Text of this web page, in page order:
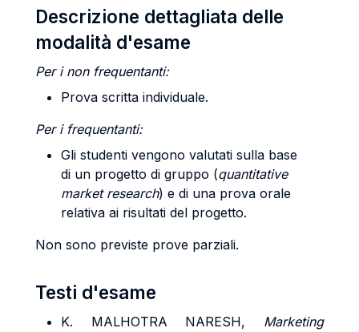
Descrizione dettagliata delle
modalità d'esame
Per i non frequentanti:
Prova scritta individuale.
Per i frequentanti:
Gli studenti vengono valutati sulla base
di un progetto di gruppo (quantitative
market research) e di una prova orale
relativa ai risultati del progetto.
Non sono previste prove parziali.
Testi d'esame
K. MALHOTRA NARESH, Marketing